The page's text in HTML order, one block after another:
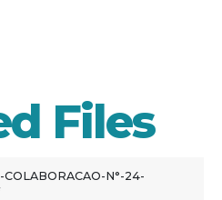
Files
COLABORACAO-N°-24-